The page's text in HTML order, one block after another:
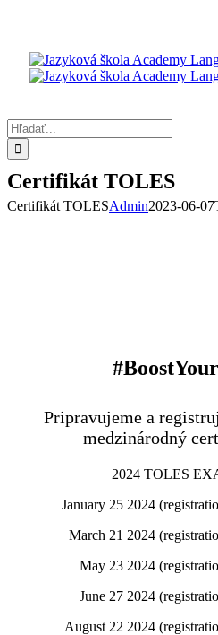
Hľadať:
Certifikát TOLES
Certifikát TOLESAdmin2023-06-
Pripravujeme a
medzinárodný
2024 TOLES
January 25 2024
March 21 2024
May 23 2024
June 27 2024
August 22 2024